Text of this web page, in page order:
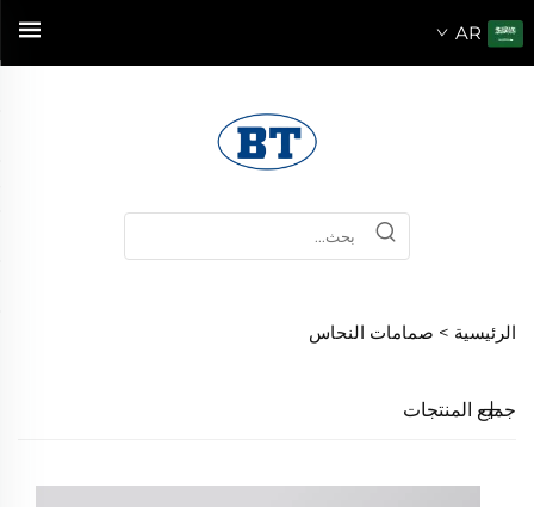
AR
الرئيسية > صمامات النحاس
جميع المنتجات